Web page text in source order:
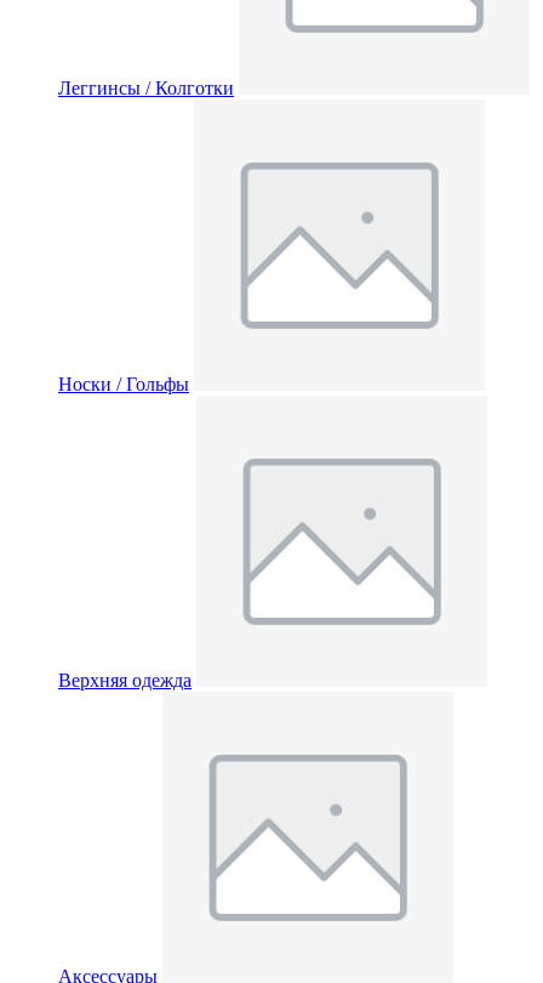
Леггинсы / Колготки
Носки / Гольфы
Верхняя одежда
Аксессуары